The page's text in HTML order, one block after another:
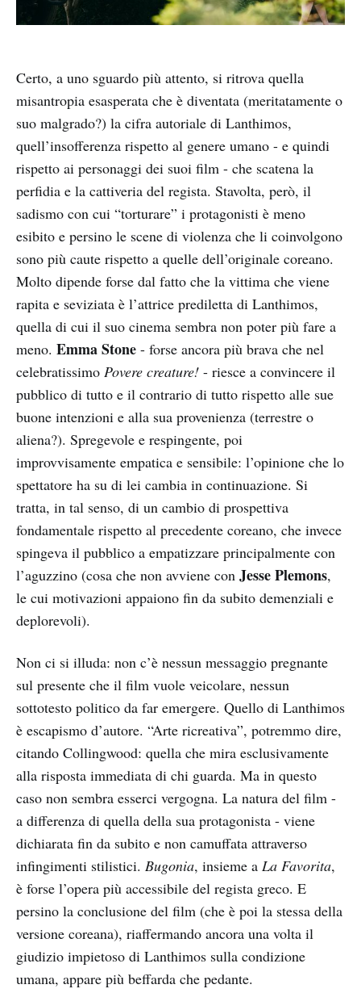
Certo, a uno sguardo più attento, si ritrova quella
misantropia esasperata che è diventata (meritatamente o
suo malgrado?) la cifra autoriale di Lanthimos,
quell’insofferenza rispetto al genere umano - e quindi
rispetto ai personaggi dei suoi film - che scatena la
perfidia e la cattiveria del regista. Stavolta, però, il
sadismo con cui “torturare” i protagonisti è meno
esibito e persino le scene di violenza che li coinvolgono
sono più caute rispetto a quelle dell’originale coreano.
Molto dipende forse dal fatto che la vittima che viene
rapita e seviziata è l’attrice prediletta di Lanthimos,
quella di cui il suo cinema sembra non poter più fare a
meno. Emma Stone - forse ancora più brava che nel
celebratissimo Povere creature! - riesce a convincere il
pubblico di tutto e il contrario di tutto rispetto alle sue
buone intenzioni e alla sua provenienza (terrestre o
aliena?). Spregevole e respingente, poi
improvvisamente empatica e sensibile: l’opinione che lo
spettatore ha su di lei cambia in continuazione. Si
tratta, in tal senso, di un cambio di prospettiva
fondamentale rispetto al precedente coreano, che invece
spingeva il pubblico a empatizzare principalmente con
l’aguzzino (cosa che non avviene con Jesse Plemons,
le cui motivazioni appaiono fin da subito demenziali e
deplorevoli).
Non ci si illuda: non c’è nessun messaggio pregnante
sul presente che il film vuole veicolare, nessun
sottotesto politico da far emergere. Quello di Lanthimos
è escapismo d’autore. “Arte ricreativa”, potremmo dire,
citando Collingwood: quella che mira esclusivamente
alla risposta immediata di chi guarda. Ma in questo
caso non sembra esserci vergogna. La natura del film -
a differenza di quella della sua protagonista - viene
dichiarata fin da subito e non camuffata attraverso
infingimenti stilistici. Bugonia, insieme a La Favorita,
è forse l’opera più accessibile del regista greco. E
persino la conclusione del film (che è poi la stessa della
versione coreana), riaffermando ancora una volta il
giudizio impietoso di Lanthimos sulla condizione
umana, appare più beffarda che pedante.